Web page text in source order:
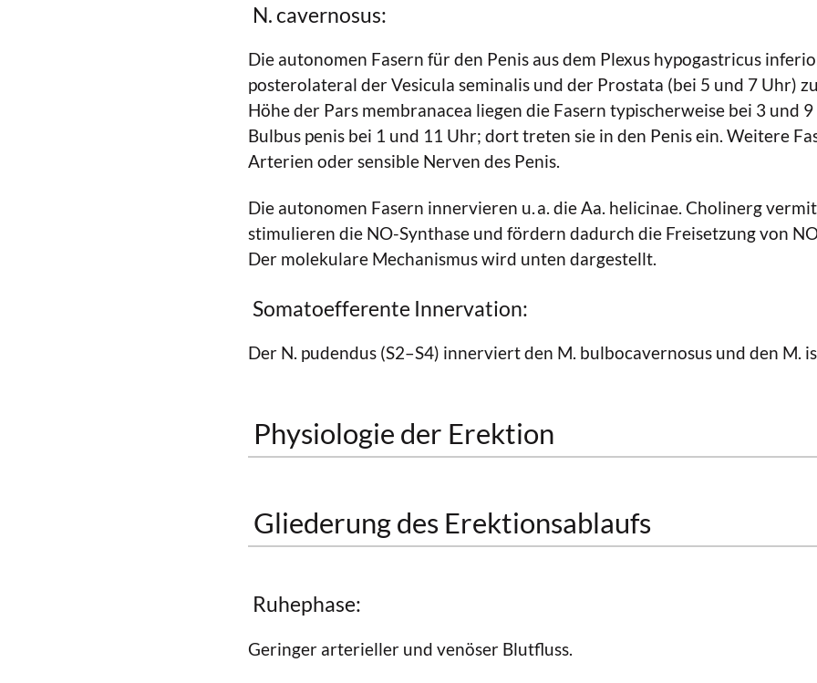
N. cavernosus:
Die autonomen Fasern für den Penis aus dem Plexus hypogastricus
posterolateral der Vesicula seminalis und der Prostata (bei 5 und 7 Uhr)
Höhe der Pars membranacea liegen die Fasern typischerweise bei 3 und
Bulbus penis bei 1 und 11 Uhr; dort treten sie in den Penis ein. Weitere
Arterien oder sensible Nerven des Penis.
Die autonomen Fasern innervieren u. a. die Aa. helicinae. Cholinerg
stimulieren die NO-Synthase und fördern dadurch die Freisetzung von
Der molekulare Mechanismus wird unten dargestellt.
Somatoefferente Innervation:
Der N. pudendus (S2–S4) innerviert den M. bulbocavernosus und den M.
Physiologie der Erektion
Gliederung des Erektionsablaufs
Ruhephase:
Geringer arterieller und venöser Blutfluss.